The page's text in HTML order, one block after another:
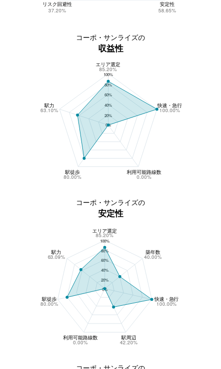
リスク回避性
37.20%
安定性
58.65%
コーポ・サンライズの
収益性
コーポ・サンライズの収益性
100%
80%
60%
40%
20%
0%
エリア選定
85.20%
駅力
63.10%
駅徒歩
80.00%
利用可能路線数
0.00%
快速・急行
100.00%
コーポ・サンライズの
安定性
100%
80%
60%
40%
20%
0%
エリア選定
85.20%
駅力
63.09%
駅徒歩
80.00%
利用可能路線数
0.00%
駅周辺
42.20%
快速・急行
100.00%
築年数
40.00%